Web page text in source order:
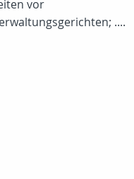
vor
....